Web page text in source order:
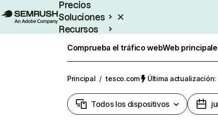
Precios
Soluciones
Recursos
Comprueba el tráfico webWeb
Principal / tesco.com Última
Todos los dispositivos